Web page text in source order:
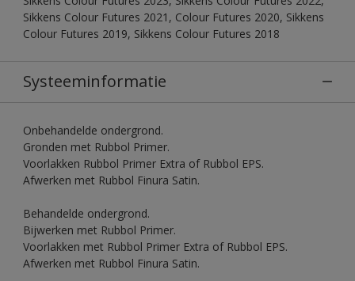
Sikkens Colour Futures 2021, Colour Futures 2020, Sikkens
Colour Futures 2019, Sikkens Colour Futures 2018
Systeeminformatie
Onbehandelde ondergrond.
Gronden met Rubbol Primer.
Voorlakken Rubbol Primer Extra of Rubbol EPS.
Afwerken met Rubbol Finura Satin.
Behandelde ondergrond.
Bijwerken met Rubbol Primer.
Voorlakken met Rubbol Primer Extra of Rubbol EPS.
Afwerken met Rubbol Finura Satin.